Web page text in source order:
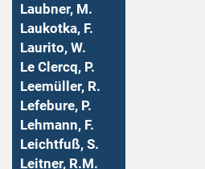
Laubner, M.
Laukotka, F.
Laurito, W.
Le Clercq, P.
Leemüller, R.
Lefebure, P.
Lehmann, F.
Leichtfuß, S.
Leitner, R.M.